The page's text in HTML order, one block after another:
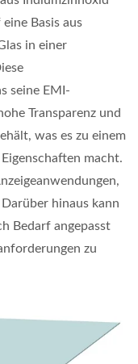
Basis aus
in einer
seine EMI-
Transparenz und
was es zu einem
macht.
hinaus kann
Bedarf angepasst
zu